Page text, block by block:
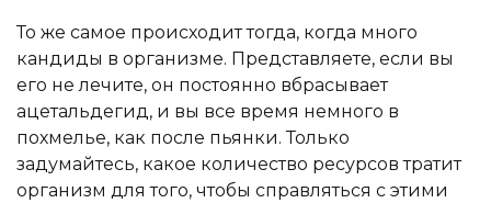
То же самое происходит тогда, когда много
кандиды в организме. Представляете, если вы
его не лечите, он постоянно вбрасывает
ацетальдегид, и вы все время немного в
похмелье, как после пьянки. Только
задумайтесь, какое количество ресурсов тратит
организм для того, чтобы справляться с этими